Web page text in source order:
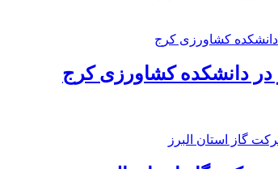
دانشکده کشاورزی کرج